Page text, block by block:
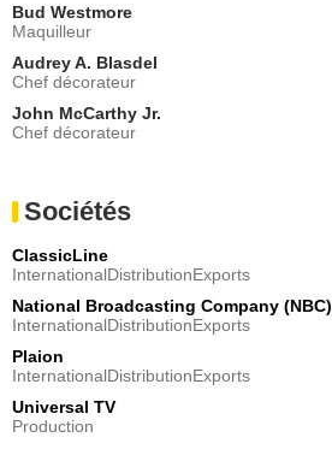
Bud Westmore
Maquilleur
Audrey A. Blasdel
Chef décorateur
John McCarthy Jr.
Chef décorateur
Sociétés
ClassicLine
InternationalDistributionExports
National Broadcasting Company (NBC)
InternationalDistributionExports
Plaion
InternationalDistributionExports
Universal TV
Production